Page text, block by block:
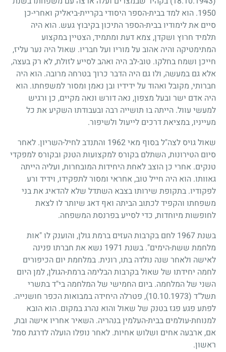
1950. הוא למד בבית-הספר היסודי בקריית-ביאליק ואחרי-כן
סיים את לימודיו בבית-הספר התיכון בקיבוץ געש. הוא היה
תלמיד חרוץ ושקדן, צמא דעת ומתמיד, הצטיין במקצוע
המתימטיקה והיה אהוב על מוריו ועל חבריו. שאול היה נער עליז,
חייכן ושמח בחלקו. טוב-לב היה ואהב לסייע לזולת, לא רק בעצה,
אלא גם במעשה, ולו גם היה הדבר כרוך בטרחה מרובה. הוא היה
חברותי, מקובל ואהוד על ידידיו ובן נאמן ומסור למשפחתו. הוא
היה אדם ישר ובעל מצפון, נאה דורש ונאה מקיים, כן ורגיש
למעשי עוול. הייתה בו תושייה רבה ובעבודתו השקיע את כל
מעייניו, במציאת דרכים לייעול ולשיפור.
שאול גויס לצה"ל בסוף מאי1962 והתנדב לחיל-השריון. לאחר
סיום הטירונות, השתלם בקורס למקצועות הטנק ובקורס למפקדי
טנקים. אחרי כן הוצב לאחת היחידות המובחרות, ועליה הייתה
גאוותו. הוא היה חייל טוב, אחראי ומסור לתפקידו, וידיד ורע
לפקודיו. בתקופת שירותו בצבא השתדל שלא להדאיג את בני
משפחתו והקפיד לכתוב הביתה ואף דאג שיותר לו לצאת
לחופשות מיוחדות, כדי לסייע בפרנסת המשפחה.
בשנת1967 לחם בקרבות העזים ברמת גולן, והוענק לו "אות
מלחמת ששת-הימים". בשנת 1971 נשא את חברתו פנינה
לאישה ולאחר שנה נולדה בתו, רונית. במלחמת יום הכיפורים
לחמה יחידתו של שאול בקרבות הבלימה ברמת-הגולן, למן היום
השני של המלחמה. ביום החמישי של המלחמה בי"ד בתשרי
תשל"ד (10.10.1973)
, פטרלה היחידה במבואות הכפר חושנייה.
לפתע פגע פגז בטנק של שאול והוא נהרג במקום. הוא הובא
למנוחת-עולמים בבית-העלמין בנהריה. השאיר אחריו אישה ובת,
אם, ארבעה אחים ושלוש אחיות. לאחר נופלו הועלה לדרגת סמל
ראשון.